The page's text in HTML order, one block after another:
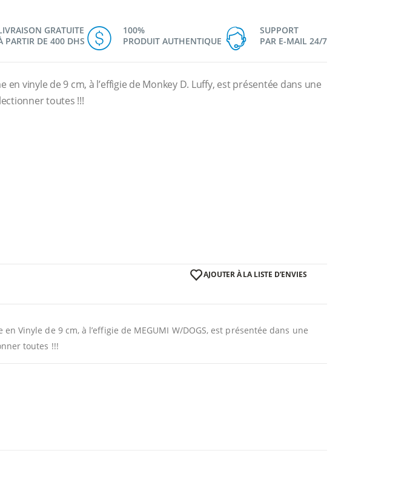
GRATUITE
PARTIR DE 400 DHS
100%
PRODUIT AUTHENTIQUE
SUPPORT
PAR E-MAIL 24/7
vinyle de 9 cm, à l’effigie de Monkey D. Luffy, est présentée dans une
toutes !!!
AJOUTER À LA LISTE D’ENVIES
Vinyle de 9 cm, à l’effigie de MEGUMI W/DOGS, est présentée dans une
toutes !!!